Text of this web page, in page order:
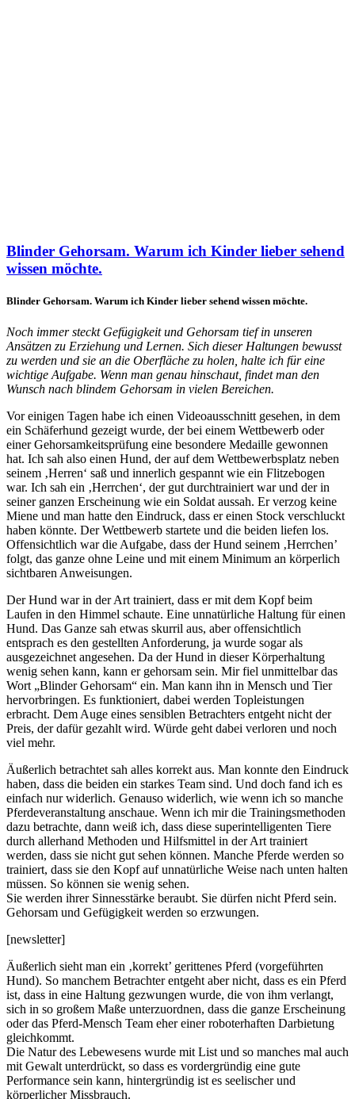
Blinder Gehorsam. Warum ich Kinder lieber sehend
wissen möchte.
Blinder Gehorsam. Warum ich Kinder lieber sehend wissen möchte.
Noch immer steckt Gefügigkeit und Gehorsam tief in unseren
Ansätzen zu Erziehung und Lernen. Sich dieser Haltungen bewusst
zu werden und sie an die Oberfläche zu holen, halte ich für eine
wichtige Aufgabe. Wenn man genau hinschaut, findet man den
Wunsch nach blindem Gehorsam in vielen Bereichen.
Vor einigen Tagen habe ich einen Videoausschnitt gesehen, in dem
ein Schäferhund gezeigt wurde, der bei einem Wettbewerb oder
einer Gehorsamkeitsprüfung eine besondere Medaille gewonnen
hat. Ich sah also einen Hund, der auf dem Wettbewerbsplatz neben
seinem ‚Herren‘ saß und innerlich gespannt wie ein Flitzebogen
war. Ich sah ein ‚Herrchen‘, der gut durchtrainiert war und der in
seiner ganzen Erscheinung wie ein Soldat aussah. Er verzog keine
Miene und man hatte den Eindruck, dass er einen Stock verschluckt
haben könnte. Der Wettbewerb startete und die beiden liefen los.
Offensichtlich war die Aufgabe, dass der Hund seinem ‚Herrchen’
folgt, das ganze ohne Leine und mit einem Minimum an körperlich
sichtbaren Anweisungen.
Der Hund war in der Art trainiert, dass er mit dem Kopf beim
Laufen in den Himmel schaute. Eine unnatürliche Haltung für einen
Hund. Das Ganze sah etwas skurril aus, aber offensichtlich
entsprach es den gestellten Anforderung, ja wurde sogar als
ausgezeichnet angesehen. Da der Hund in dieser Körperhaltung
wenig sehen kann, kann er gehorsam sein. Mir fiel unmittelbar das
Wort „Blinder Gehorsam“ ein. Man kann ihn in Mensch und Tier
hervorbringen. Es funktioniert, dabei werden Topleistungen
erbracht. Dem Auge eines sensiblen Betrachters entgeht nicht der
Preis, der dafür gezahlt wird. Würde geht dabei verloren und noch
viel mehr.
Äußerlich betrachtet sah alles korrekt aus. Man konnte den Eindruck
haben, dass die beiden ein starkes Team sind. Und doch fand ich es
einfach nur widerlich. Genauso widerlich, wie wenn ich so manche
Pferdeveranstaltung anschaue. Wenn ich mir die Trainingsmethoden
dazu betrachte, dann weiß ich, dass diese superintelligenten Tiere
durch allerhand Methoden und Hilfsmittel in der Art trainiert
werden, dass sie nicht gut sehen können. Manche Pferde werden so
trainiert, dass sie den Kopf auf unnatürliche Weise nach unten halten
müssen. So können sie wenig sehen.
Sie werden ihrer Sinnesstärke beraubt. Sie dürfen nicht Pferd sein.
Gehorsam und Gefügigkeit werden so erzwungen.
[newsletter]
Äußerlich sieht man ein ‚korrekt’ gerittenes Pferd (vorgeführten
Hund). So manchem Betrachter entgeht aber nicht, dass es ein Pferd
ist, dass in eine Haltung gezwungen wurde, die von ihm verlangt,
sich in so großem Maße unterzuordnen, dass die ganze Erscheinung
oder das Pferd-Mensch Team eher einer roboterhaften Darbietung
gleichkommt.
Die Natur des Lebewesens wurde mit List und so manches mal auch
mit Gewalt unterdrückt, so dass es vordergründig eine gute
Performance sein kann, hintergründig ist es seelischer und
körperlicher Missbrauch.